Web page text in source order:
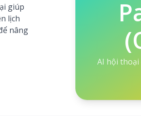
giúp
lịch
nâng
AI hội